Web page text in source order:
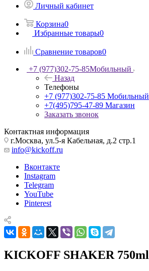
Личный кабинет
Корзина0
Избранные товары0
Сравнение товаров0
+7 (977)302-75-85Мобильный
Назад
Телефоны
+7 (977)302-75-85 Мобильный
+7(495)795-47-89 Магазин
Заказать звонок
Контактная информация
г.Москва, ул.5-я Кабельная, д.2 стр.1
info@kickoff.ru
Вконтакте
Instagram
Telegram
YouTube
Pinterest
KICKOFF SHAKER 750ml